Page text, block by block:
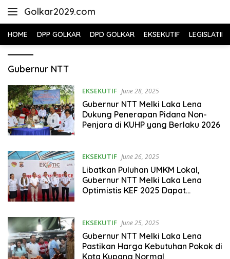
Golkar2029.com
HOME DPP GOLKAR DPD GOLKAR EKSEKUTIF LEGISLATIF
Gubernur NTT
EKSEKUTIF June 28, 2025
Gubernur NTT Melki Laka Lena
Dukung Penerapan Pidana Non-
Penjara di KUHP yang Berlaku 2026
EKSEKUTIF June 26, 2025
Libatkan Puluhan UMKM Lokal,
Gubernur NTT Melki Laka Lena
Optimistis KEF 2025 Dapat
EKSEKUTIF June 25, 2025
Gubernur NTT Melki Laka Lena
Pastikan Harga Kebutuhan Pokok di
Kota Kupang Normal